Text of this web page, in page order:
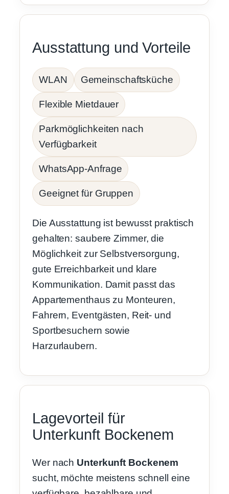
Ausstattung und Vorteile
WLAN Gemeinschaftsküche
Flexible Mietdauer
Parkmöglichkeiten nach
Verfügbarkeit
WhatsApp-Anfrage
Geeignet für Gruppen
Die Ausstattung ist bewusst praktisch
gehalten: saubere Zimmer, die
Möglichkeit zur Selbstversorgung,
gute Erreichbarkeit und klare
Kommunikation. Damit passt das
Appartementhaus zu Monteuren,
Fahrern, Eventgästen, Reit- und
Sportbesuchern sowie
Harzurlaubern.
Lagevorteil für
Unterkunft Bockenem
Wer nach Unterkunft Bockenem
sucht, möchte meistens schnell eine